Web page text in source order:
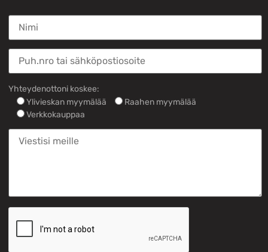
Yhteydenottoni koskee:
Ylivieskan myymälää
Raahen myymälää
Verkkokauppaa